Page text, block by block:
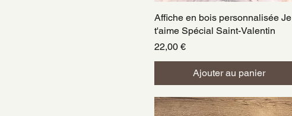
Aperçu rapide
Affiche en bois personnalisée Je
t'aime Spécial Saint-Valentin
Prix
22,00 €
Ajouter au panier